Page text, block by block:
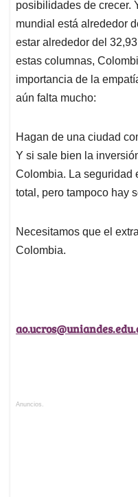
posibilidades de crecer.
mundial está alrededor
estar alrededor del
estas columnas,
importancia de la
aún falta mucho:
Hagan de una ciudad
Y si sale bien la
Colombia. La seguridad
total, pero tampoco hay
Necesitamos que el
Colombia.
Anuncios.